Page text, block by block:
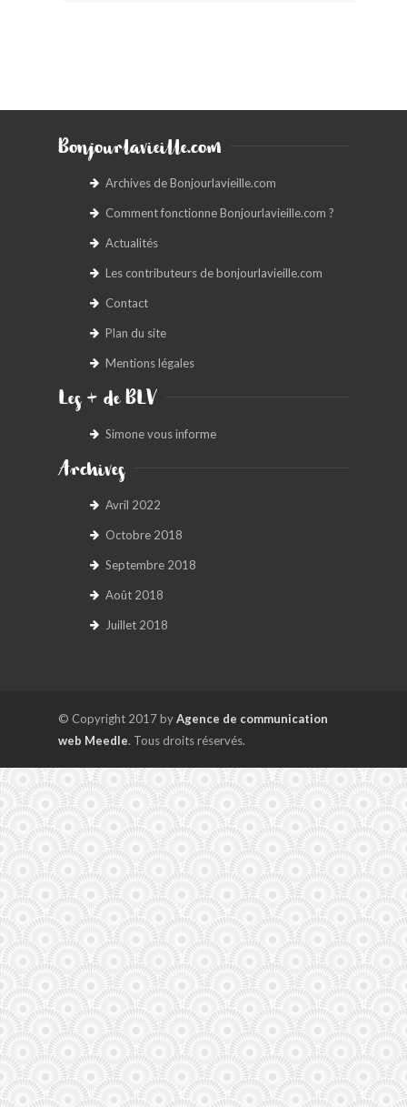
Bonjourlavieille.com
Archives de Bonjourlavieille.com
Comment fonctionne Bonjourlavieille.com ?
Actualités
Les contributeurs de bonjourlavieille.com
Contact
Plan du site
Mentions légales
Les + de BLV
Simone vous informe
Archives
Avril 2022
Octobre 2018
Septembre 2018
Août 2018
Juillet 2018
© Copyright 2017 byAgence de communication
web Meedle. Tous droits réservés.